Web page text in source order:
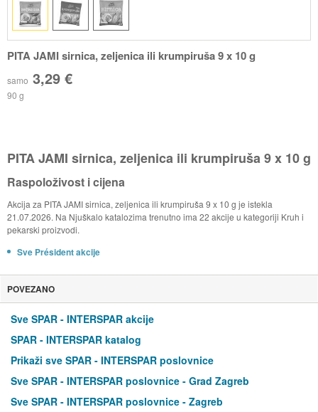
PITA JAMI sirnica, zeljenica ili krumpiruša 9 x 10 g
samo 3,29 €
90 g
PITA JAMI sirnica, zeljenica ili krumpiruša 9 x 10 g
Raspoloživost i cijena
Akcija za PITA JAMI sirnica, zeljenica ili krumpiruša 9 x 10 g je istekla
21.07.2026. Na Njuškalo katalozima trenutno ima 22 akcije u kategoriji Kruh i
pekarski proizvodi.
Sve Président akcije
POVEZANO
Sve SPAR - INTERSPAR akcije
SPAR - INTERSPAR katalog
Prikaži sve SPAR - INTERSPAR poslovnice
Sve SPAR - INTERSPAR poslovnice - Grad Zagreb
Sve SPAR - INTERSPAR poslovnice - Zagreb